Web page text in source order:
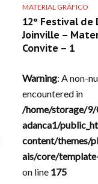
MATERIAL GRÁFICO
12º Festival de
Joinville –
Convite – 1
Warning: A non-
encountered in
/home/storage/
adanca1/
content/themes/
ais/core/
on line 175